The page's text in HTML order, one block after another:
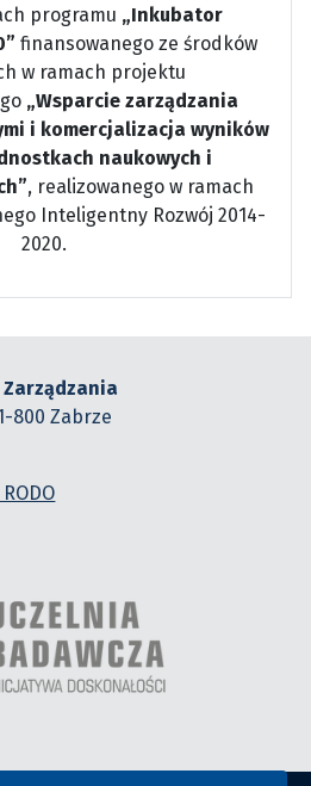
programu „Inkubator
finansowanego ze środków
w ramach projektu
„Wsparcie zarządzania
i komercjalizacja wyników
naukowych i
, realizowanego w ramach
Inteligentny Rozwój 2014-
2020.
800 Zabrze